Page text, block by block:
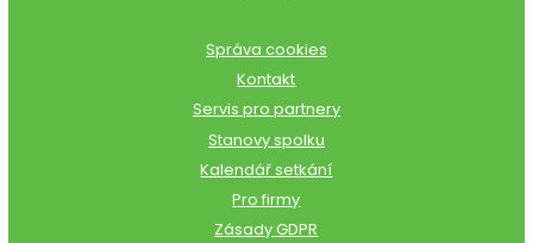
Správa cookies
Kontakt
Servis pro partnery
Stanovy spolku
Kalendář setkání
Pro firmy
Zásady GDPR